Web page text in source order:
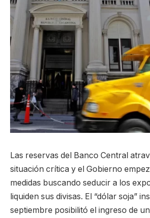
Las reservas del Banco Central
situación crítica y el Gobierno
medidas buscando seducir a los
liquiden sus divisas. El “dólar soja”
septiembre posibilitó el ingreso de